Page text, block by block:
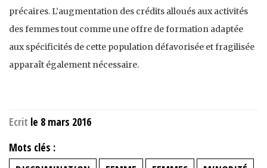
précaires. L’augmentation des crédits alloués aux activités
des femmes tout comme une offre de formation adaptée
aux spécificités de cette population défavorisée et fragilisée
apparaît également nécessaire.
Ecrit le 8 mars 2016
Mots clés :